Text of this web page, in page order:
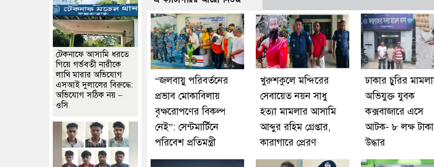
“জলবায়ু পরিবর্তনের
প্রভাব মোকাবিলায়
বৃক্ষরোপণের বিকল্প
নেই”: সেন্টমার্টিনে
পরিবেশ প্রতিমন্ত্রী
খুরুশকুলে মন্দিরের
সেবায়েত নয়ন সাধু
হত্যা মামলার আসামি
আব্দুর রহিম গ্রেপ্তার,
কারাগারে প্রেরণ
ঢাকার চুরির
অভিযুক্ত যুবক
কক্সবাজারে এসে
আটক- ৮ লক্ষ টাকা
উদ্ধার
টেকনাফে আসামি ধরতে
গিয়ে গর্ভবতী নারীকে
লাথি মারার অভিযোগ
এসআই দুলালের বিরুদ্ধে:
অভিযোগ সঠিক নয় –
ওসি